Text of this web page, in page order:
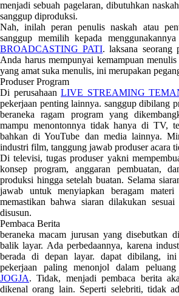
menjadi sebuah pagelaran, dibutuhkan
sanggup diproduksi.
Nah, inilah peran penulis naskah atau
sanggup memilih kepada
BROADCASTING PATI. laksana seorang
Anda harus mempunyai kemampuan
yang amat suka menulis, ini merupakan
Produser Program
Di perusahaan LIVE STREAMING
pekerjaan penting lainnya. sanggup dibilang
beraneka ragam program yang
mampu menontonnya tidak hanya di TV,
bahkan di YouTube dan media lainnya.
industri film, tanggung jawab produser acara
Di televisi, tugas produser yakni
konsep program, anggaran pembuatan,
produksi hingga setelah buatan. Selama
jawab untuk menyiapkan beragam materi
memastikan bahwa siaran dilakukan
disusun.
Pembaca Berita
beraneka macam jurusan yang disebutkan
balik layar. Ada perbedaannya, karena
berada di depan layar. dapat dibilang, ini
pekerjaan paling menonjol dalam peluang
JOGJA. Tidak, menjadi pembaca berita
dikenal orang lain. Seperti selebriti, tidak